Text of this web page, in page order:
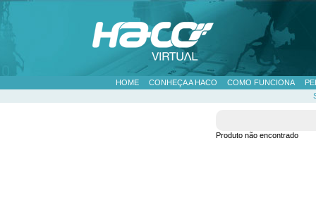
HOME CONHEÇA A HACO COMO FUNCIONA
Produto não encontrado